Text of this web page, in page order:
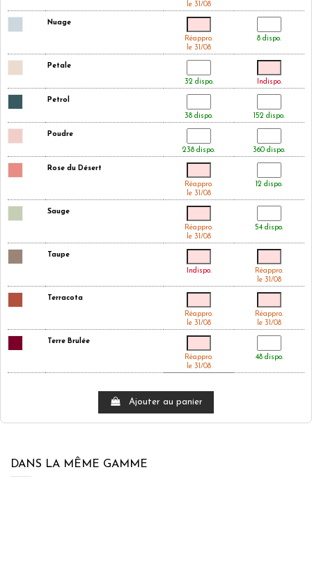
le 31/08
Nuage
Réappro.
le 31/08
8 dispo.
Petale
32 dispo. Indispo.
Petrol
38 dispo. 152 dispo.
Poudre
238 dispo. 360 dispo.
Rose du Désert
Réappro.
le 31/08
12 dispo.
Sauge
Réappro.
le 31/08
54 dispo.
Taupe
Indispo.
Réappro.
le 31/08
Terracota
Réappro.
le 31/08
Réappro.
le 31/08
Terre Brulée
Réappro.
le 31/08
48 dispo.
Ajouter au panier
DANS LA MÊME GAMME